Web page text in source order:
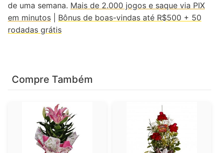
de uma semana. Mais de 2.000 jogos e saque via PIX
em minutos
Bônus de boas-vindas até R$500 + 50
rodadas grátis
Compre Também